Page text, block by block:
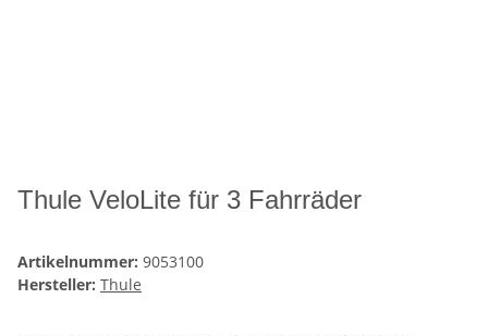
Thule VeloLite für 3 Fahrräder
Artikelnummer: 9053100
Hersteller: Thule